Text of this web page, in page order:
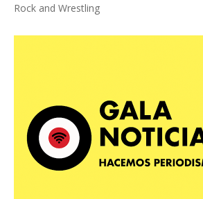
Rock and Wrestling